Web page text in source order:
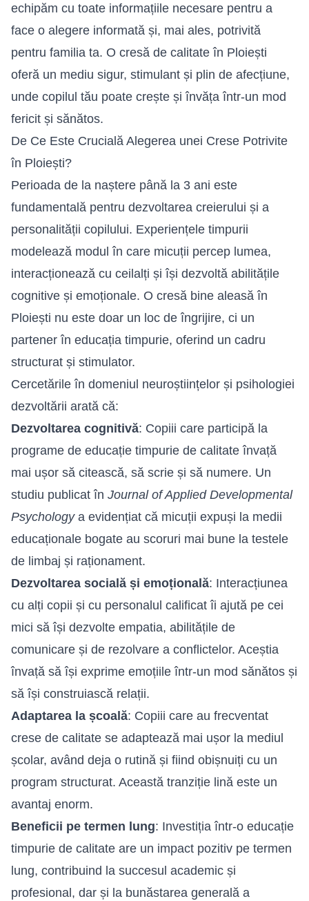
echipăm cu toate informațiile necesare pentru a
face o alegere informată și, mai ales, potrivită
pentru familia ta. O cresă de calitate în Ploiești
oferă un mediu sigur, stimulant și plin de afecțiune,
unde copilul tău poate crește și învăța într-un mod
fericit și sănătos.
De Ce Este Crucială Alegerea unei Crese Potrivite
în Ploiești?
Perioada de la naștere până la 3 ani este
fundamentală pentru dezvoltarea creierului și a
personalității copilului. Experiențele timpurii
modelează modul în care micuții percep lumea,
interacționează cu ceilalți și își dezvoltă abilitățile
cognitive și emoționale. O cresă bine aleasă în
Ploiești nu este doar un loc de îngrijire, ci un
partener în educația timpurie, oferind un cadru
structurat și stimulator.
Cercetările în domeniul neuroștiințelor și psihologiei
dezvoltării arată că:
Dezvoltarea cognitivă: Copiii care participă la
programe de educație timpurie de calitate învață
mai ușor să citească, să scrie și să numere. Un
studiu publicat în Journal of Applied Developmental
Psychologya evidențiat că micuții expuși la medii
educaționale bogate au scoruri mai bune la testele
de limbaj și raționament.
Dezvoltarea socială și emoțională: Interacțiunea
cu alți copii și cu personalul calificat îi ajută pe cei
mici să își dezvolte empatia, abilitățile de
comunicare și de rezolvare a conflictelor. Aceștia
învață să își exprime emoțiile într-un mod sănătos și
să își construiască relații.
Adaptarea la școală: Copiii care au frecventat
crese de calitate se adaptează mai ușor la mediul
școlar, având deja o rutină și fiind obișnuiți cu un
program structurat. Această tranziție lină este un
avantaj enorm.
Beneficii pe termen lung: Investiția într-o educație
timpurie de calitate are un impact pozitiv pe termen
lung, contribuind la succesul academic și
profesional, dar și la bunăstarea generală a